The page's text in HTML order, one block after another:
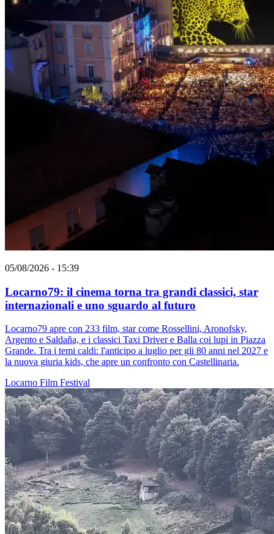
05/08/2026 - 15:39
Locarno79: il cinema torna tra grandi classici, star
internazionali e uno sguardo al futuro
Locarno79 apre con 233 film, star come Rossellini, Aronofsky,
Argento e Saldaña, e i classici Taxi Driver e Balla coi lupi in Piazza
Grande. Tra i temi caldi: l'anticipo a luglio per gli 80 anni nel 2027 e
la nuova giuria kids, che apre un confronto con Castellinaria.
Locarno Film Festival